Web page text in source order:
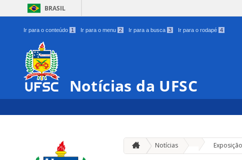
BRASIL
Ir para o conteúdo 1 Ir para o menu 2 Ir para a busca 3 Ir para o rodapé 4
Notícias da UFSC
Notícias